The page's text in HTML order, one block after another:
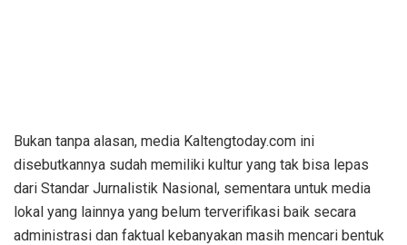
Bukan tanpa alasan, media Kaltengtoday.com ini
disebutkannya sudah memiliki kultur yang tak bisa lepas
dari Standar Jurnalistik Nasional, sementara untuk media
lokal yang lainnya yang belum terverifikasi baik secara
administrasi dan faktual kebanyakan masih mencari bentuk